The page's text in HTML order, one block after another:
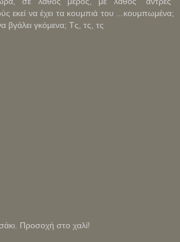
εκεί να έχει τα κουμπιά του ...κουμπωμένα;
βγάλει γκόμενα; Τς, τς, τς
Προσοχή στο χαλί!